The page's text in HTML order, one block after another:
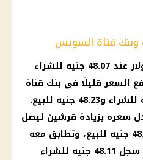
وبنك قناة السويس
وفي بنك البركة استقر الدولار عند 48.07 جنيه للشراء
ارتفع السعر قليلًا في بنك قناة
السويس ليسجل 48.13 جنيه للشراء و48.23 جنيه للبيع.
سعره بزيادة قرشين ليصل
إلى 48.10 جنيه للشراء و48.20 جنيه للبيع، وتطابق معه
تقريبًا بنك الإسكندرية الذي سجل 48.11 جنيه للشراء